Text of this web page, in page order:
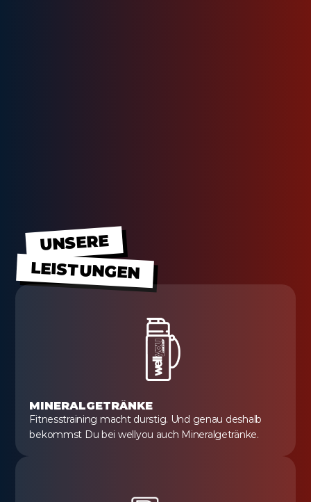
UNSERE
LEISTUNGEN
MINERALGETRÄNKE
Fitnesstraining macht durstig. Und genau deshalb
bekommst Du bei wellyou auch Mineralgetränke.